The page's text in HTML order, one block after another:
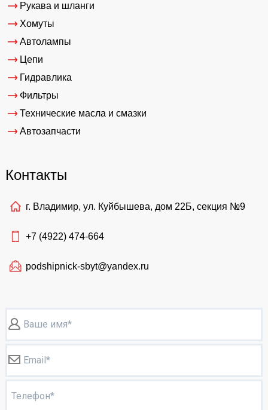
Рукава и шланги
Хомуты
Автолампы
Цепи
Гидравлика
Фильтры
Технические масла и смазки
Автозапчасти
Контакты
г. Владимир, ул. Куйбышева, дом 22Б, секция №9
+7 (4922) 474-664
podshipnick-sbyt@yandex.ru
Ваше имя*
Email*
Телефон*